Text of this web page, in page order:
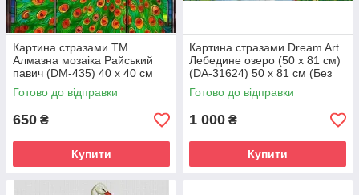
Картина стразами ТМ
Алмазна мозаіка Райський
павич (DM-435) 40 х 40 см
(Без підрамника)
Готово до відправки
650 ₴
Купити
Картина стразами Dream Art
Лебедине озеро (50 х 81 см)
(DA-31624) 50 х 81 см (Без
підрамника)
Готово до відправки
1 000 ₴
Купити